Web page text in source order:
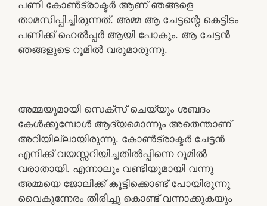
പണി കോൺട്രാക്ടർ ആണ് ഞങ്ങളെ
താമസിപ്പിച്ചിരുന്നത്. അമ്മ ആ ചേട്ടന്റെ കെട്ടിടം
പണിക്ക് ഹെൽപ്പർ ആയി പോകും. ആ ചേട്ടൻ
ഞങ്ങളുടെ റൂമിൽ വരുമാരുന്നു.
അമ്മയുമായി സെക്‌സ് ചെയ്യും ശബദം
കേൾക്കുമ്പോൾ ആദ്യമൊന്നും അതെന്താണ്
അറിയില്ലായിരുന്നു. കോൺട്രാക്ടർ ചേട്ടൻ
എനിക്ക് വയസ്സറിയിച്ചതിൽപ്പിന്നെ റൂമിൽ
വരാതായി. എന്നാലും വണ്ടിയുമായി വന്നു
അമ്മയെ ജോലിക്ക് കൂട്ടിക്കൊണ്ട് പോയിരുന്നു
വൈകുന്നേരം തിരിച്ചു കൊണ്ട് വന്നാക്കുകയും